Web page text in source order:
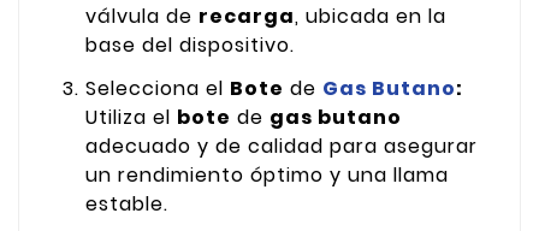
válvula de recarga, ubicada en la
base del dispositivo.
Selecciona el Bote de Gas Butano:
Utiliza el bote de gas butano
adecuado y de calidad para asegurar
un rendimiento óptimo y una llama
estable.